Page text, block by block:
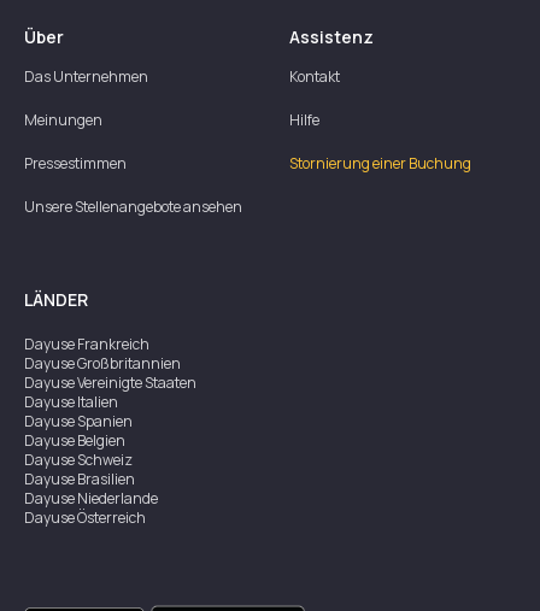
Über
Das Unternehmen
Meinungen
Pressestimmen
Unsere Stellenangebote ansehen
Assistenz
Kontakt
Hilfe
Stornierung einer Buchung
LÄNDER
DayuseFrankreich
DayuseGroßbritannien
DayuseVereinigte Staaten
DayuseItalien
DayuseSpanien
DayuseBelgien
DayuseSchweiz
DayuseBrasilien
DayuseNiederlande
DayuseÖsterreich